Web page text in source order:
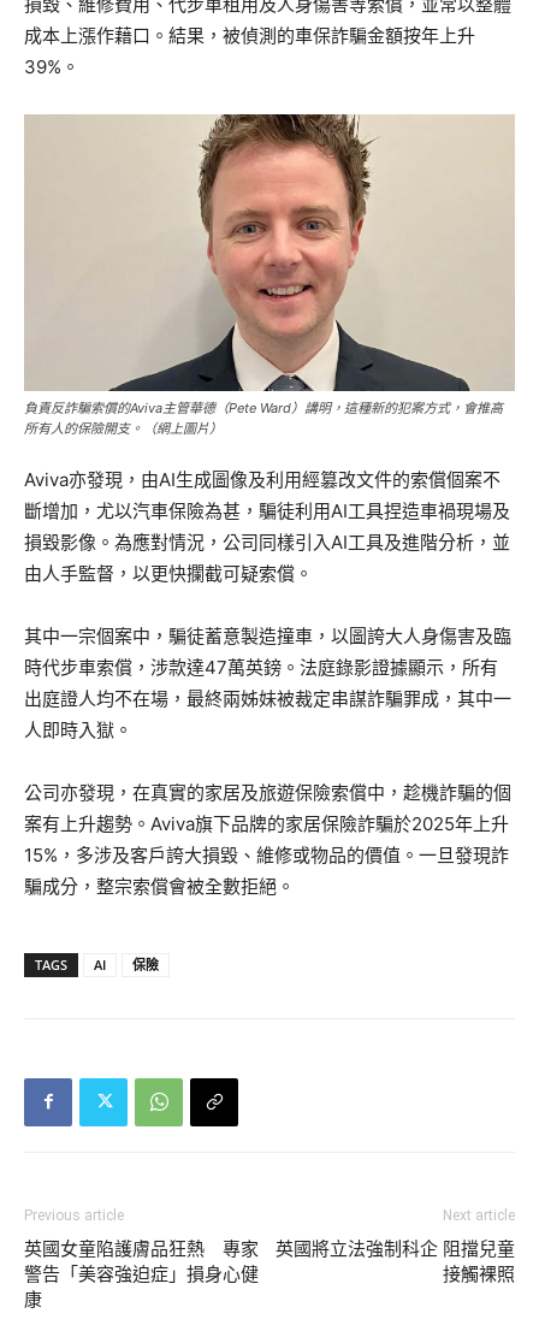
成本上漲作藉口。結果，被偵測的車保詐騙金額按年上升
39%。
負責反詐騙索償的Aviva主管華德（Pete Ward）講明，這種新的犯案方式，會推高
所有人的保險開支。（網上圖片）
Aviva亦發現，由AI生成圖像及利用經篡改文件的索償個案不
斷增加，尤以汽車保險為甚，騙徒利用AI工具捏造車禍現場及
損毀影像。為應對情況，公司同樣引入AI工具及進階分析，並
由人手監督，以更快攔截可疑索償。
其中一宗個案中，騙徒蓄意製造撞車，以圖誇大人身傷害及臨
時代步車索償，涉款達47萬英鎊。法庭錄影證據顯示，所有
出庭證人均不在場，最終兩姊妹被裁定串謀詐騙罪成，其中一
人即時入獄。
公司亦發現，在真實的家居及旅遊保險索償中，趁機詐騙的個
案有上升趨勢。Aviva旗下品牌的家居保險詐騙於2025年上升
15%，多涉及客戶誇大損毀、維修或物品的價值。一旦發現詐
騙成分，整宗索償會被全數拒絕。
TAGS AI 保險
Previous article
英國女童陷護膚品狂熱 專家
警告「美容強迫症」損身心健
康
Next article
英國將立法強制科企 阻擋兒童
接觸裸照